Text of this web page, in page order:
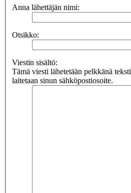
Anna lähettäjän nimi:
Otsikko:
Viestin sisältö:
Tämä viesti lähetetään pelkkänä
laitetaan sinun sähköpostiosoite.